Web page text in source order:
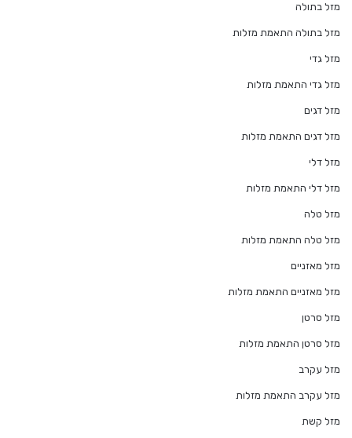
מזל בתולה
מזל בתולה התאמת מזלות
מזל גדי
מזל גדי התאמת מזלות
מזל דגים
מזל דגים התאמת מזלות
מזל דלי
מזל דלי התאמת מזלות
מזל טלה
מזל טלה התאמת מזלות
מזל מאזניים
מזל מאזניים התאמת מזלות
מזל סרטן
מזל סרטן התאמת מזלות
מזל עקרב
מזל עקרב התאמת מזלות
מזל קשת